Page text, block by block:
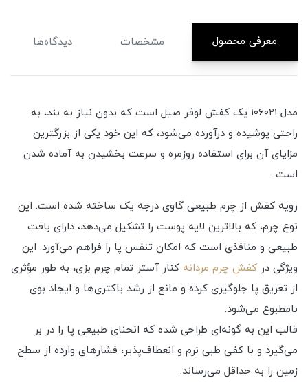
معرفی محصول مشخصات دیدگاه‌ها
مدل ۱۰۶۰۲۱ یک کفش لوفر صیل است که بدون نیاز به بند، به
راحتی پوشیده و درآورده می‌شود، که این خود یکی از بزرگترین
مزایای آن برای استفاده روزمره و سرعت بخشیدن به آماده شدن
است.
رویه کفش از چرم طبیعی گاوی درجه یک ساخته شده است. این
نوع چرم، که بالاترین لایه پوست را تشکیل می‌دهد، دارای بافت
طبیعی و منافذی است که امکان تنفس پا را فراهم می‌آورد. این
ویژگی در کفش چرم مردانه کنار آستر تمام چرم بزی، به طور مؤثری
از تعریق پا جلوگیری کرده و مانع از رشد باکتری‌ها و ایجاد بوی
نامطبوع می‌شود.
قالب این به گونه‌ای طراحی شده که انحنای طبیعی پا را در بر
می‌گیرد و با کفی طبی نرم و انعطاف‌پذیر، فشارهای وارده از سطح
زمین را به حداقل می‌رساند.